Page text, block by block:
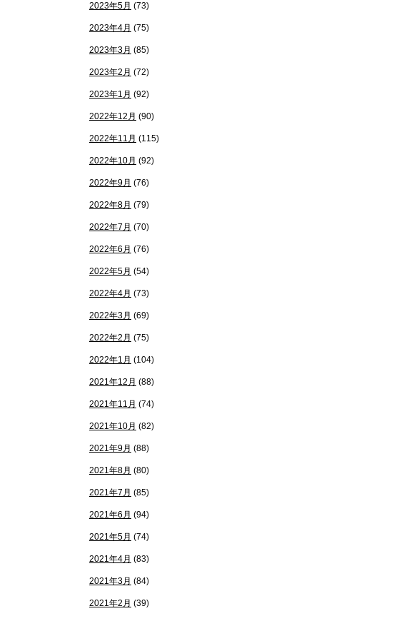
2023年5月 (73)
2023年4月 (75)
2023年3月 (85)
2023年2月 (72)
2023年1月 (92)
2022年12月 (90)
2022年11月 (115)
2022年10月 (92)
2022年9月 (76)
2022年8月 (79)
2022年7月 (70)
2022年6月 (76)
2022年5月 (54)
2022年4月 (73)
2022年3月 (69)
2022年2月 (75)
2022年1月 (104)
2021年12月 (88)
2021年11月 (74)
2021年10月 (82)
2021年9月 (88)
2021年8月 (80)
2021年7月 (85)
2021年6月 (94)
2021年5月 (74)
2021年4月 (83)
2021年3月 (84)
2021年2月 (39)